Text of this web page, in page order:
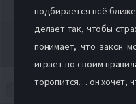
подбирается всё
делает так, чтобы
понимает, что закон
играет по своим
торопится… он хочет,